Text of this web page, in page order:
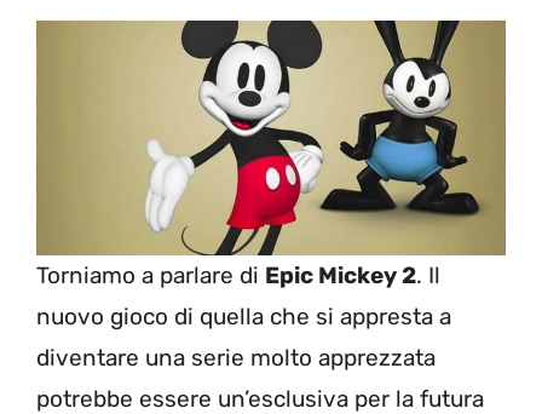
Torniamo a parlare di Epic Mickey 2. Il
nuovo gioco di quella che si appresta a
diventare una serie molto apprezzata
potrebbe essere un’esclusiva per la futura